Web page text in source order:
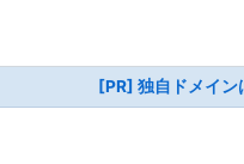
[PR] 独自ドメイン